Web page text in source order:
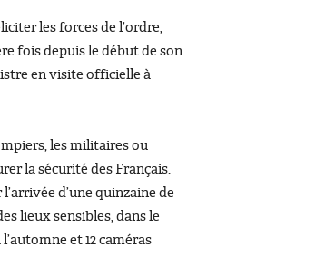
les forces de l’ordre,
fois depuis le début de son
en visite officielle à
les militaires ou
la sécurité des Français.
d’une quinzaine de
lieux sensibles, dans le
et 12 caméras